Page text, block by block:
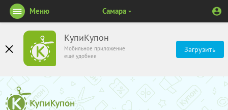
КупиКупон
Мобильное приложение
ещё удобнее
Загрузить
Меню Самара